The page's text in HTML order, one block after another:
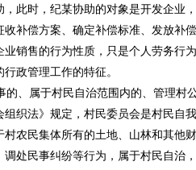
此时，纪某协助的对象是开发企业
收补偿方案、确定补偿标准、发放补
销售的行为性质，只是个人劳务行
政管理工作的特征。
、属于村民自治范围内的、管理村
组织法》规定，村民委员会是村民自
农民集体所有的土地、山林和其他
调处民事纠纷等行为，属于村民自治